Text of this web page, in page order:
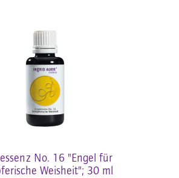
No. 16 "Engel für
Weisheit"; 30 ml